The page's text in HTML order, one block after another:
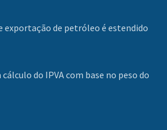
exportação de petróleo é estendido
cálculo do IPVA com base no peso do